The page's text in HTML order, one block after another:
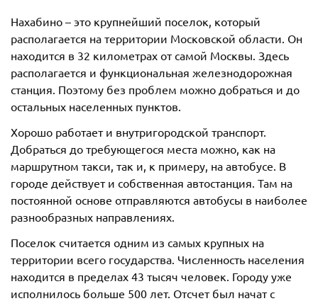
Нахабино – это крупнейший поселок, который
располагается на территории Московской области. Он
находится в 32 километрах от самой Москвы. Здесь
располагается и функциональная железнодорожная
станция. Поэтому без проблем можно добраться и до
остальных населенных пунктов.
Хорошо работает и внутригородской транспорт.
Добраться до требующегося места можно, как на
маршрутном такси, так и, к примеру, на автобусе. В
городе действует и собственная автостанция. Там на
постоянной основе отправляются автобусы в наиболее
разнообразных направлениях.
Поселок считается одним из самых крупных на
территории всего государства. Численность населения
находится в пределах 43 тысяч человек. Городу уже
исполнилось больше 500 лет. Отсчет был начат с